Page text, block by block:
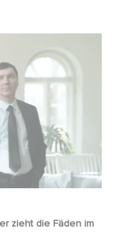
zieht die Fäden im
zieht die Fäden